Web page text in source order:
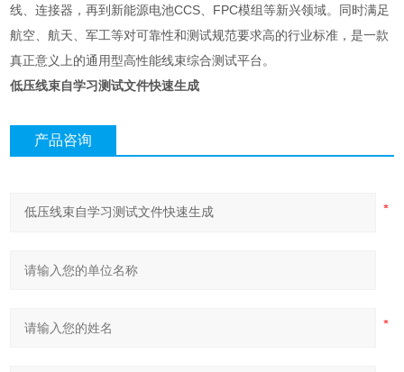
线、连接器，再到新能源电池CCS、FPC模组等新兴领域。同时满足
航空、航天、军工等对可靠性和测试规范要求高的行业标准，是一款
真正意义上的通用型高性能线束综合测试平台。
低压线束自学习测试文件快速生成
产品咨询